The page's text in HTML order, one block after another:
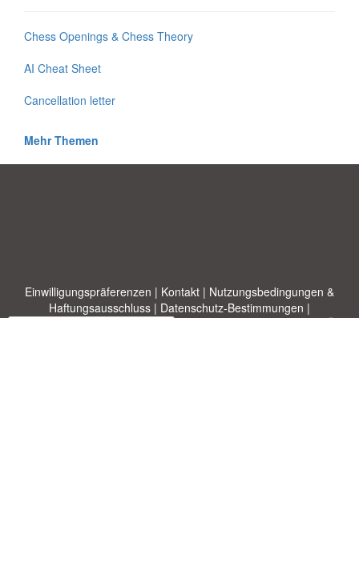
Chess Openings & Chess Theory
AI Cheat Sheet
Cancellation letter
Mehr Themen
Einwilligungspräferenzen | Kontakt | Nutzungsbedingungen &
Haftungsausschluss | Datenschutz-Bestimmungen |
|Themen|Blog|A-Z|Neu|Über